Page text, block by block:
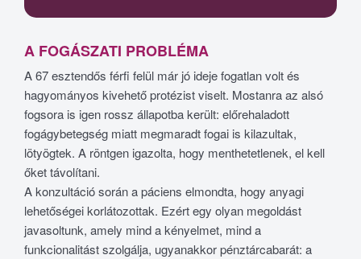
A FOGÁSZATI PROBLÉMA
A 67 esztendős férfi felül már jó ideje fogatlan volt és
hagyományos kivehető protézist viselt. Mostanra az alsó
fogsora is igen rossz állapotba került: előrehaladott
fogágybetegség miatt megmaradt fogai is kilazultak,
lötyögtek. A röntgen igazolta, hogy menthetetlenek, el kell
őket távolítani.
A konzultáció során a páciens elmondta, hogy anyagi
lehetőségei korlátozottak. Ezért egy olyan megoldást
javasoltunk, amely mind a kényelmet, mind a
funkcionalitást szolgálja, ugyanakkor pénztárcabarát: a